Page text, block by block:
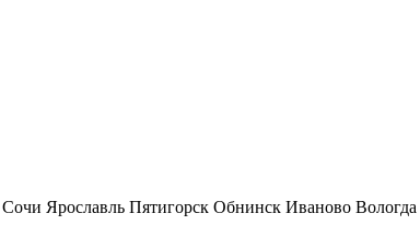
Сочи Ярославль Пятигорск Обнинск Иваново Вологда